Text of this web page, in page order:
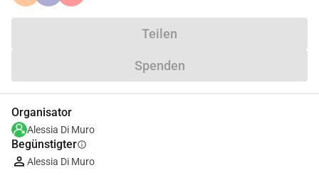
Teilen
Spenden
Organisator
Alessia Di Muro
Begünstigterinfo
Alessia Di Muro